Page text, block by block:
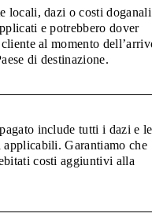
locali, dazi o costi doganali
e potrebbero dover
al momento
di destinazione.
include tutti i dazi e le
applicabili. Garantiamo che
costi aggiuntivi alla